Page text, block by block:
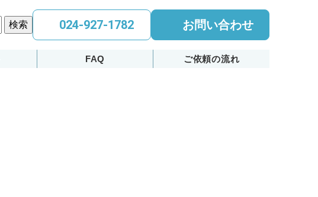
検索 024-927-1782 お問い合わせ
FAQ ご依頼の流れ